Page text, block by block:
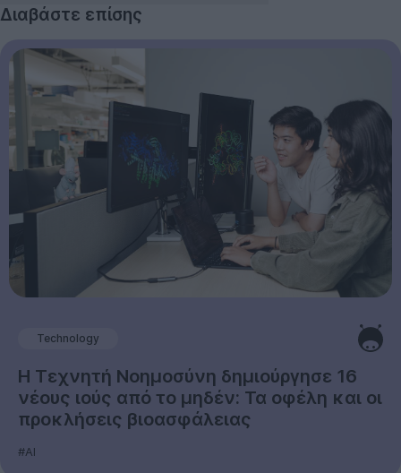
Διαβάστε επίσης
Technology
Η Τεχνητή Νοημοσύνη δημιούργησε 16
νέους ιούς από το μηδέν: Τα οφέλη και οι
προκλήσεις βιοασφάλειας
#AI